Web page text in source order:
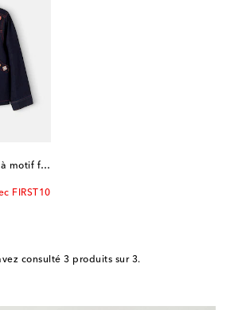
Veste Aster en denim à motif floral
FIRST10
consulté 3 produits sur 3.